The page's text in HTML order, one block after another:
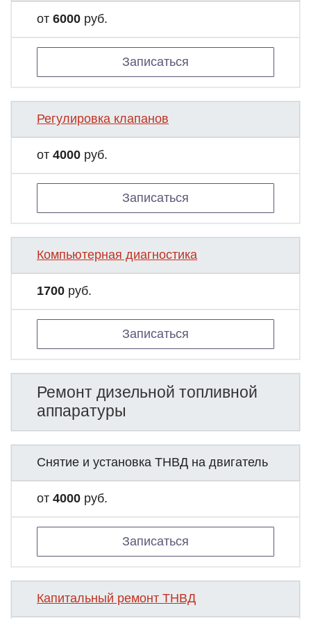
от 6000 руб.
Записаться
Регулировка клапанов
от 4000 руб.
Записаться
Компьютерная диагностика
1700 руб.
Записаться
Ремонт дизельной топливной
аппаратуры
Снятие и установка ТНВД на двигатель
от 4000 руб.
Записаться
Капитальный ремонт ТНВД